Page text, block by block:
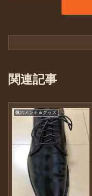
関連記事
靴のメンテ＆グッズ